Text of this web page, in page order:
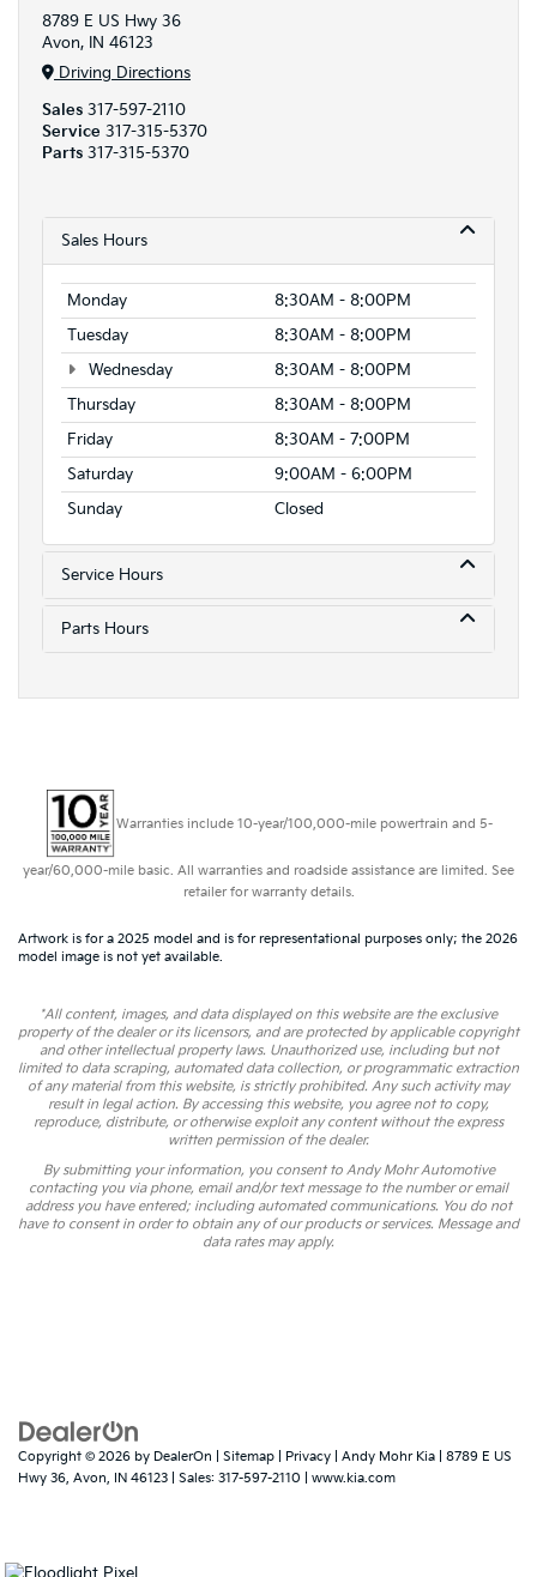
8789 E US Hwy 36
Avon, IN 46123
Driving Directions
Sales 317-597-2110
Service 317-315-5370
Parts 317-315-5370
Sales Hours
Monday
8:30AM - 8:00PM
Tuesday
8:30AM - 8:00PM
Wednesday
8:30AM - 8:00PM
Thursday
8:30AM - 8:00PM
Friday
8:30AM - 7:00PM
Saturday
9:00AM - 6:00PM
Sunday
Closed
Service Hours
Parts Hours
Warranties include 10-year/100,000-mile powertrain and 5-
year/60,000-mile basic. All warranties and roadside assistance are limited. See
retailer for warranty details.
Artwork is for a 2025 model and is for representational purposes only; the 2026
model image is not yet available.
*All content, images, and data displayed on this website are the exclusive
property of the dealer or its licensors, and are protected by applicable copyright
and other intellectual property laws. Unauthorized use, including but not
limited to data scraping, automated data collection, or programmatic extraction
of any material from this website, is strictly prohibited. Any such activity may
result in legal action. By accessing this website, you agree not to copy,
reproduce, distribute, or otherwise exploit any content without the express
written permission of the dealer.
By submitting your information, you consent to Andy Mohr Automotive
contacting you via phone, email and/or text message to the number or email
address you have entered; including automated communications. You do not
have to consent in order to obtain any of our products or services. Message and
data rates may apply.
Copyright © 2026 by DealerOn Sitemap Privacy | Andy Mohr Kia
8789 E US
Hwy 36, Avon, IN 46123 | Sales: 317-597-2110 www.kia.com